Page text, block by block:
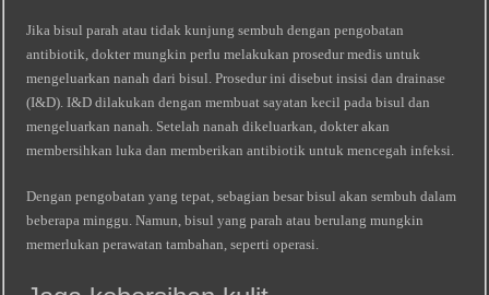
Jika bisul parah atau tidak kunjung sembuh dengan pengobatan
antibiotik, dokter mungkin perlu melakukan prosedur medis untuk
mengeluarkan nanah dari bisul. Prosedur ini disebut insisi dan drainase
(I&D). I&D dilakukan dengan membuat sayatan kecil pada bisul dan
mengeluarkan nanah. Setelah nanah dikeluarkan, dokter akan
membersihkan luka dan memberikan antibiotik untuk mencegah infeksi.
Dengan pengobatan yang tepat, sebagian besar bisul akan sembuh dalam
beberapa minggu. Namun, bisul yang parah atau berulang mungkin
memerlukan perawatan tambahan, seperti operasi.